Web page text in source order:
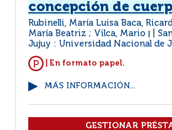
concepción de
Rubinelli, María Luisa Baca,
María Beatriz ; Vilca, Mario
Jujuy : Universidad Nacional de
| En formato papel.
MÁS INFORMACIÓN...